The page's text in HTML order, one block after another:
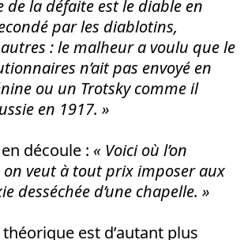
de la défaite est le diable en
par les diablotins,
: le malheur a voulu que le
n’ait pas envoyé en
ou un Trotsky comme il
en 1917. »
découle : « Voici où l’on
veut à tout prix imposer aux
desséchée d’une chapelle. »
est d’autant plus